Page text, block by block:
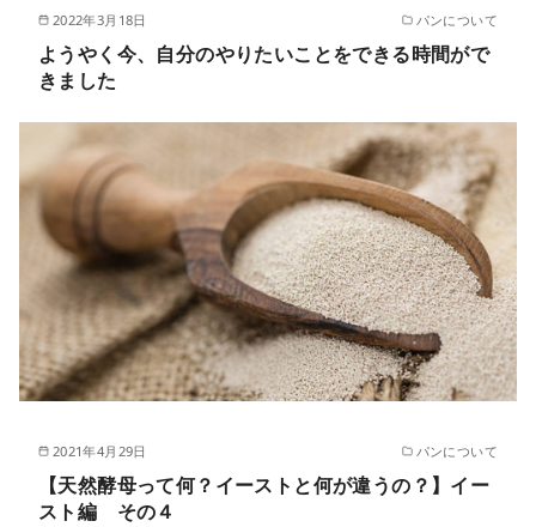
2022年3月18日 パンについて
ようやく今、自分のやりたいことをできる時間がで
きました
2021年4月29日 パンについて
【天然酵母って何？イーストと何が違うの？】イー
スト編 その４